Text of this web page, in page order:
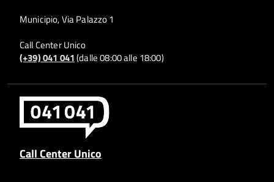
Municipio, Via Palazzo 1
Call Center Unico
(+39) 041 041(dalle 08:00 alle 18:00)
Call Center Unico